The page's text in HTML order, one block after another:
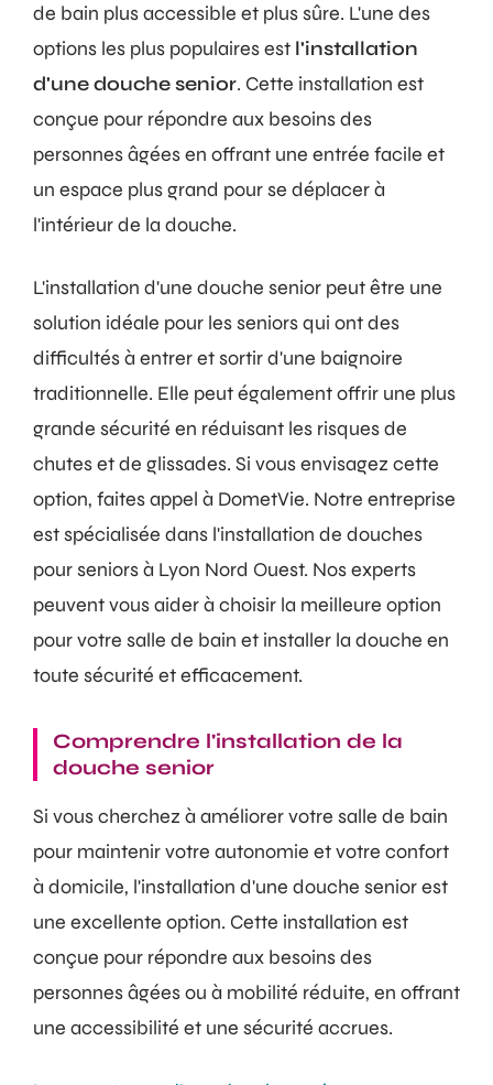
de bain plus accessible et plus sûre. L'une des
options les plus populaires est l'installation
d'une douche senior. Cette installation est
conçue pour répondre aux besoins des
personnes âgées en offrant une entrée facile et
un espace plus grand pour se déplacer à
l'intérieur de la douche.
L'installation d'une douche senior peut être une
solution idéale pour les seniors qui ont des
difficultés à entrer et sortir d'une baignoire
traditionnelle. Elle peut également offrir une plus
grande sécurité en réduisant les risques de
chutes et de glissades. Si vous envisagez cette
option, faites appel à DometVie. Notre entreprise
est spécialisée dans l'installation de douches
pour seniors à Lyon Nord Ouest. Nos experts
peuvent vous aider à choisir la meilleure option
pour votre salle de bain et installer la douche en
toute sécurité et efficacement.
Comprendre l'installation de la
douche senior
Si vous cherchez à améliorer votre salle de bain
pour maintenir votre autonomie et votre confort
à domicile, l'installation d'une douche senior est
une excellente option. Cette installation est
conçue pour répondre aux besoins des
personnes âgées ou à mobilité réduite, en offrant
une accessibilité et une sécurité accrues.